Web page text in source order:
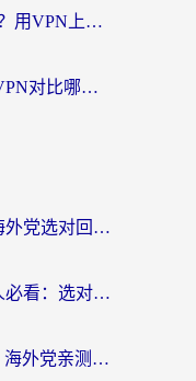
海外党烦恼国内资源打不开？用VPN上海节点+这几点，轻松搞定回国加速！
Malus VPN好用吗？和西游VPN对比哪个回国效果更好？海外党亲测后的真实选择
国外登录不上交管12123？海外党选对回国加速器，无缝访问国内资源不发愁
国外打不开12123？海外华人必看：选对回国加速器，无缝访问国内资源
在国外可以用国内的app吗？海外党亲测有效的回国加速方案